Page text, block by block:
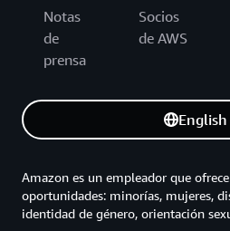
Notas
de
prensa
Socios
de AWS
English
Amazon es un empleador que
oportunidades: minorías, mujeres,
identidad de género, orientación